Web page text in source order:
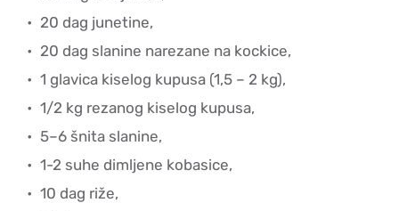
20 dag junetine,
20 dag slanine narezane na kockice,
1 glavica kiselog kupusa (1,5 – 2 kg),
1/2 kg rezanog kiselog kupusa,
5–6 šnita slanine,
1-2 suhe dimljene kobasice,
10 dag riže,